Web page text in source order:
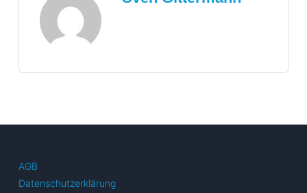
AGB
Datenschutzerklärung